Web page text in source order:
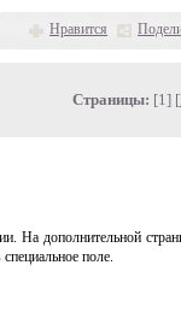
Нравится
Страницы: [1] [
На дополнительной
поле.